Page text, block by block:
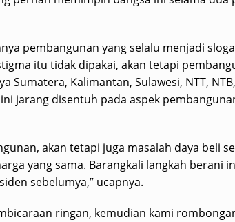
pembangunan yang selalu menjadi
itu tidak dipakai, akan tetapi
Sumatera, Kalimantan, Sulawesi, NTT,
jarang disentuh pada aspek
akan tetapi juga masalah daya beli
yang sama. Barangkali langkah berani
sebelumya,” ucapnya.
ringan, kemudian kami